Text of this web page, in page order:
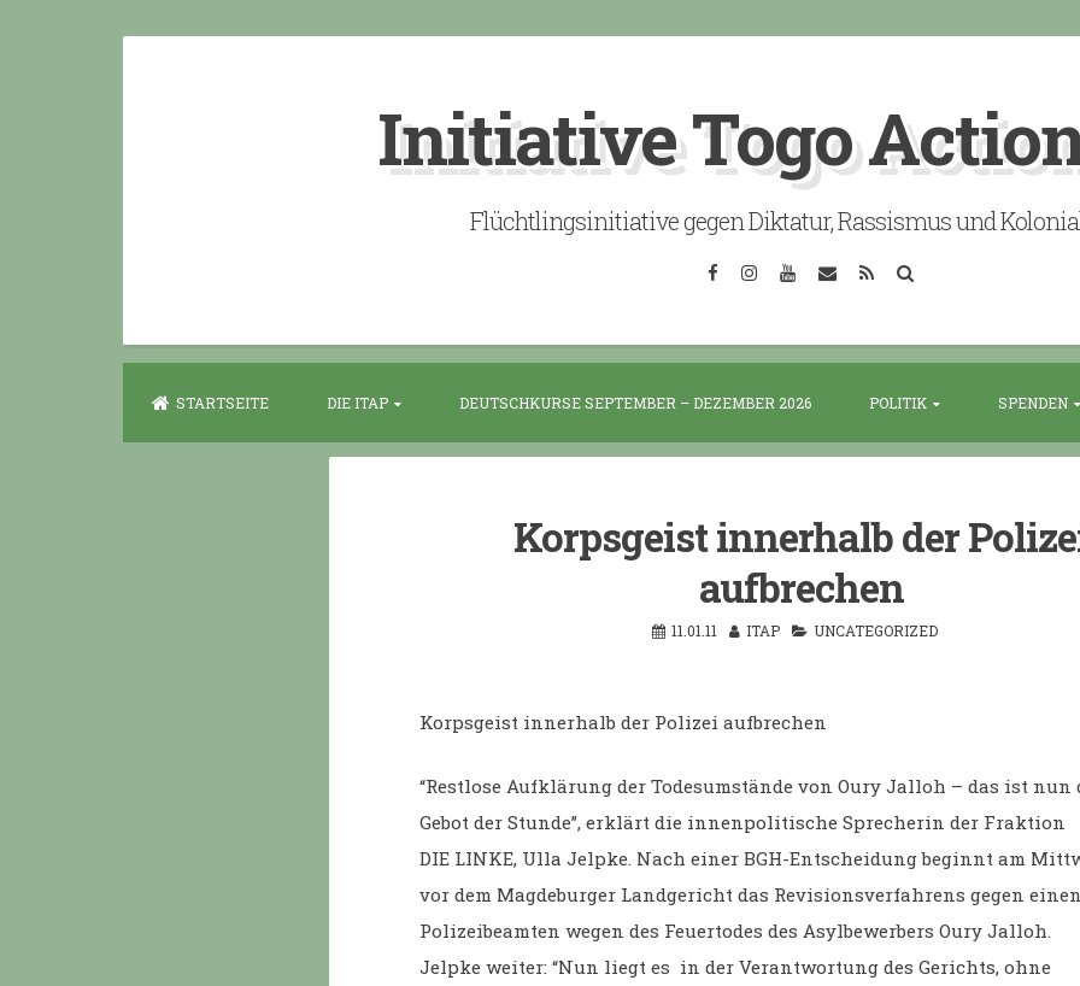
Initiative Togo
Flüchtlingsinitiative gegen Diktatur, Rassismus und
FacebookInstagramYouTube
EmailRSS
STARTSEITE DIE ITAP DEUTSCHKURSE SEPTEMBER – DEZEMBER 2026 POLITIK SPENDEN
Korpsgeist innerhalb der
aufbrechen
11.01.11 ITAP UNCATEGORIZED
Korpsgeist innerhalb der Polizei aufbrechen
“Restlose Aufklärung der Todesumstände von Oury Jalloh – das ist nun
Gebot der Stunde”, erklärt die innenpolitische Sprecherin der Fraktion
DIE LINKE, Ulla Jelpke. Nach einer BGH-Entscheidung beginnt am
vor dem Magdeburger Landgericht das Revisionsverfahrens gegen einen
Polizeibeamten wegen des Feuertodes des Asylbewerbers Oury Jalloh.
Jelpke weiter: “Nun liegt es in der Verantwortung des Gerichts, ohne